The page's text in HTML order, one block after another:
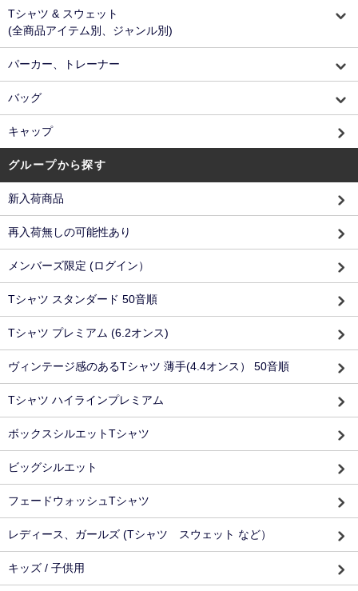
Tシャツ & スウェット
(全商品アイテム別、ジャンル別)
パーカー、トレーナー
バッグ
キャップ
グループから探す
新入荷商品
再入荷無しの可能性あり
メンバーズ限定 (ログイン）
Tシャツ スタンダード 50音順
Tシャツ プレミアム (6.2オンス)
ヴィンテージ感のあるTシャツ 薄手(4.4オンス） 50音順
Tシャツ ハイラインプレミアム
ボックスシルエットTシャツ
ビッグシルエット
フェードウォッシュTシャツ
レディース、ガールズ (Tシャツ スウェット など）
キッズ / 子供用